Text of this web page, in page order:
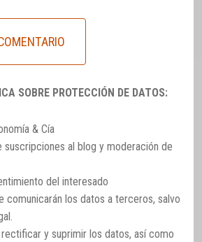
SOBRE PROTECCIÓN DE DATOS:
& Cía
suscripciones al blog y moderación de
del interesado
comunicarán los datos a terceros, salvo
y suprimir los datos, así como